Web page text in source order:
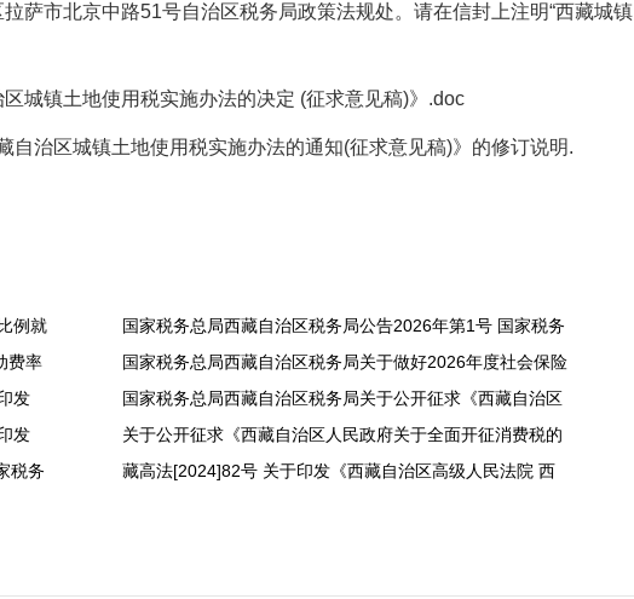
市北京中路51号自治区税务局政策法规处。请在信封上注明“西藏城镇
镇土地使用税实施办法的决定 (征求意见稿)》.doc
治区城镇土地使用税实施办法的通知(征求意见稿)》的修订说明.
例就
国家税务总局西藏自治区税务局公告2026年第1号 国家税务
费率
国家税务总局西藏自治区税务局关于做好2026年度社会保险
发
国家税务总局西藏自治区税务局关于公开征求《西藏自治区
发
关于公开征求《西藏自治区人民政府关于全面开征消费税的
税务
藏高法[2024]82号 关于印发《西藏自治区高级人民法院 西